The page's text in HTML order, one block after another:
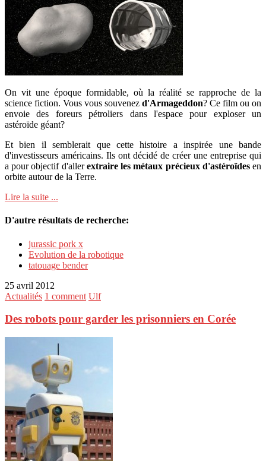
On vit une époque formidable, où la réalité se rapproche de la
science fiction. Vous vous souvenez d'Armageddon? Ce film ou on
envoie des foreurs pétroliers dans l'espace pour exploser un
astéroïde géant?
Et bien il semblerait que cette histoire a inspirée une bande
d'investisseurs américains. Ils ont décidé de créer une entreprise qui
a pour objectif d'allerextraire les métaux précieux d'astéroïdesen
orbite autour de la Terre.
Lire la suite ...
D'autre résultats de recherche:
jurassic pork x
Evolution de la robotique
tatouage bender
25 avril 2012
Actualités 1 comment Ulf
Des robots pour garder les prisonniers en Corée